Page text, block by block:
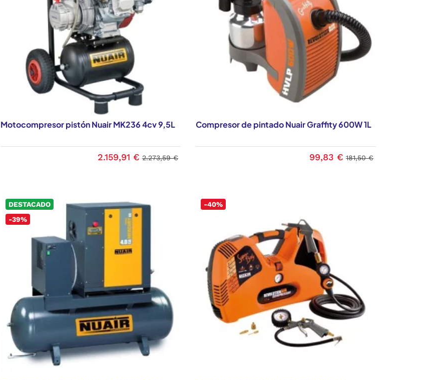
Motocompresor pistón Nuair MK236 4cv 9,5L
2.159,91 € 2.273,59 €
Compresor de pintado Nuair Graffity 600W 1L
99,83 € 181,50 €
DESTACADO
-39%
-40%